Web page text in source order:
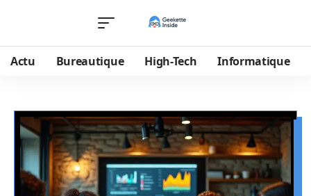
Actu Bureautique High-Tech Informatique